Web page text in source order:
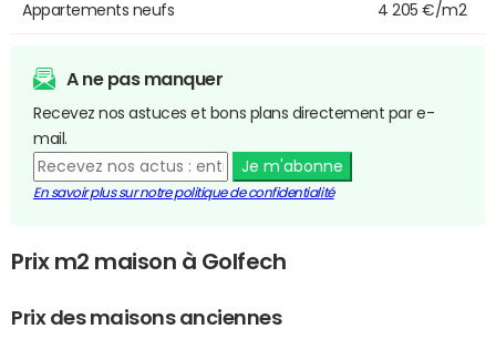
Appartements neufs 4 205 €/m2
A ne pas manquer
Recevez nos astuces et bons plans directement par e-
mail.
Je m'abonne
En savoir plus sur notre politique de confidentialité
Prix m2 maison à Golfech
Prix des maisons anciennes